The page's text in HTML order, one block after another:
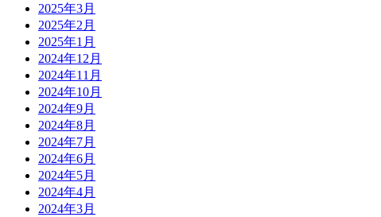
2025年3月
2025年2月
2025年1月
2024年12月
2024年11月
2024年10月
2024年9月
2024年8月
2024年7月
2024年6月
2024年5月
2024年4月
2024年3月